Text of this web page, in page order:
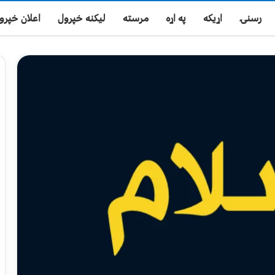
رسنۍ اړیکه په اړه مرسته لیکنه خپرول اعلان